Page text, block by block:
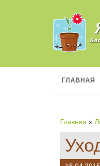
ГЛАВНАЯ
Главная »